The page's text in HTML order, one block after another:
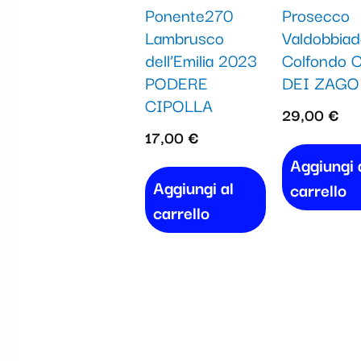
Ponente270
Lambrusco
dell’Emilia 2023
PODERE
CIPOLLA
17,00€
Aggiungi al
carrello
Prosecco
Colfondo
DEI ZAGO
29,00€
Aggiungi
carrello